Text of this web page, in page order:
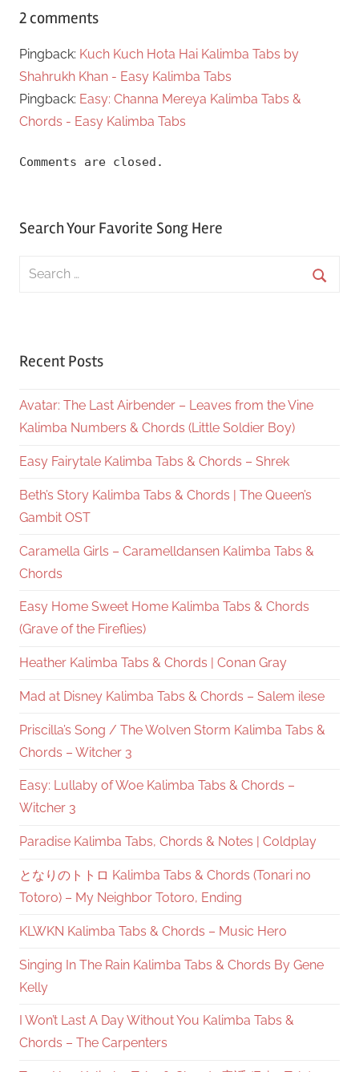
2 comments
Pingback: Kuch Kuch Hota Hai Kalimba Tabs by
Shahrukh Khan - Easy Kalimba Tabs
Pingback: Easy: Channa Mereya Kalimba Tabs &
Chords - Easy Kalimba Tabs
Comments are closed.
Search Your Favorite Song Here
Search
Recent Posts
Avatar: The Last Airbender – Leaves from the Vine
Kalimba Numbers & Chords (Little Soldier Boy)
Easy Fairytale Kalimba Tabs & Chords – Shrek
Beth’s Story Kalimba Tabs & Chords | The Queen’s
Gambit OST
Caramella Girls – Caramelldansen Kalimba Tabs &
Chords
Easy Home Sweet Home Kalimba Tabs & Chords
(Grave of the Fireflies)
Heather Kalimba Tabs & Chords | Conan Gray
Mad at Disney Kalimba Tabs & Chords – Salem ilese
Priscilla’s Song / The Wolven Storm Kalimba Tabs &
Chords – Witcher 3
Easy: Lullaby of Woe Kalimba Tabs & Chords –
Witcher 3
Paradise Kalimba Tabs, Chords & Notes | Coldplay
となりのトトロ Kalimba Tabs & Chords (Tonari no
Totoro) – My Neighbor Totoro, Ending
KLWKN Kalimba Tabs & Chords – Music Hero
Singing In The Rain Kalimba Tabs & Chords By Gene
Kelly
I Won’t Last A Day Without You Kalimba Tabs &
Chords – The Carpenters